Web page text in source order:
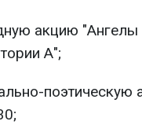
акцию "Ангелы
А";